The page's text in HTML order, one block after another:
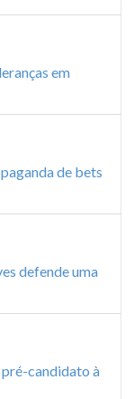
em
de bets
defende uma
candidato à